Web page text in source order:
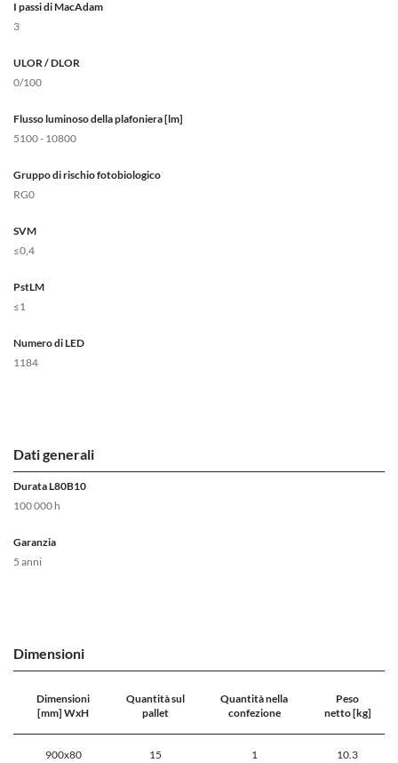
I passi di MacAdam
3
ULOR / DLOR
0/100
Flusso luminoso della plafoniera [lm]
5100 - 10800
Gruppo di rischio fotobiologico
RG0
SVM
≤0,4
PstLM
≤1
Numero di LED
1184
Dati generali
Durata L80B10
100 000 h
Garanzia
5 anni
Dimensioni
Dimensioni
[mm] WxH
Quantità sul
pallet
Quantità nella
confezione
Peso
netto [kg]
900x80 15 1 10.3